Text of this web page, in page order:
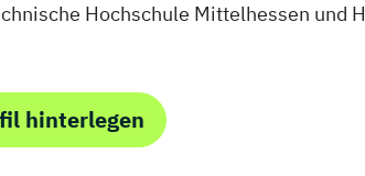
Hochschule Mittelhessen und
hinterlegen